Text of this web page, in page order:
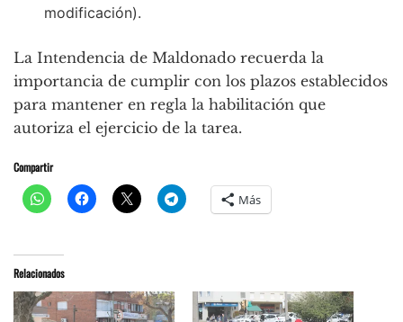
modificación).
La Intendencia de Maldonado recuerda la
importancia de cumplir con los plazos establecidos
para mantener en regla la habilitación que
autoriza el ejercicio de la tarea.
Compartir
Más
Relacionados